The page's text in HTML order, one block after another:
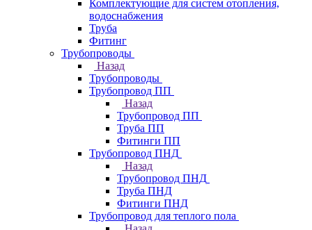
Комплектующие для систем отопления,
водоснабжения
Труба
Фитинг
Трубопроводы
Назад
Трубопроводы
Трубопровод ПП
Назад
Трубопровод ПП
Труба ПП
Фитинги ПП
Трубопровод ПНД
Назад
Трубопровод ПНД
Труба ПНД
Фитинги ПНД
Трубопровод для теплого пола